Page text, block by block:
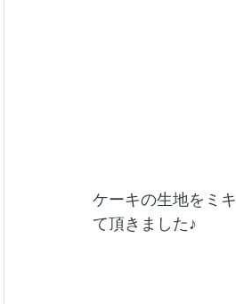
ケーキの生地をミ
て頂きました♪